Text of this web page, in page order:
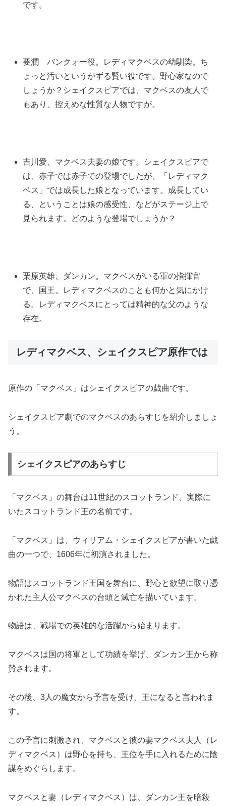
です。
要潤 バンクォー役。レディマクベスの幼馴染。ち
ょっと汚いというがずる賢い役です。野心家なので
しょうか？シェイクスピアでは、マクベスの友人で
もあり、控えめな性質な人物ですが。
吉川愛、マクベス夫妻の娘です。シェイクスピアで
は、赤子では赤子での登場でしたが、「レディマク
ベス」では成長した娘となっています。成長してい
る、ということは娘の感受性、などがステージ上で
見られます。どのような登場でしょうか？
栗原英雄、ダンカン。マクベスがいる軍の指揮官
で、国王。レディマクベスのことも何かと気にかけ
る。レディマクベスにとっては精神的な父のような
存在。
レディマクベス、シェイクスピア原作では
原作の「マクベス」はシェイクスピアの戯曲です。
シェイクスピア劇でのマクベスのあらすじを紹介しましょ
う。
シェイクスピアのあらすじ
「マクベス」の舞台は11世紀のスコットランド、実際に
いたスコットランド王の名前です。
「マクベス」は、ウィリアム・シェイクスピアが書いた戯
曲の一つで、1606年に初演されました。
物語はスコットランド王国を舞台に、野心と欲望に取り憑
かれた主人公マクベスの台頭と滅亡を描いています。
物語は、戦場での英雄的な活躍から始まります。
マクベスは国の将軍として功績を挙げ、ダンカン王から称
賛されます。
その後、3人の魔女から予言を受け、王になると言われま
す。
この予言に刺激され、マクベスと彼の妻マクベス夫人（レ
ディマクベス）は野心を持ち、王位を手に入れるために陰
謀をめぐらします。
マクベスと妻（レディマクベス）は、ダンカン王を暗殺